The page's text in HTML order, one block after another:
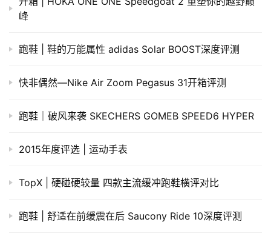
峰
跑鞋 | 鞋的万能属性 adidas Solar BOOST深度评测
快非偶然—Nike Air Zoom Pegasus 31开箱评测
跑鞋｜破风来袭 SKECHERS GOMEB SPEED6 HYPER
2015年度评选 | 运动手表
TopX | 硬碰硬较量 四款主流缓冲跑鞋横评对比
跑鞋 | 舒适在前缓震在后 Saucony Ride 10深度评测